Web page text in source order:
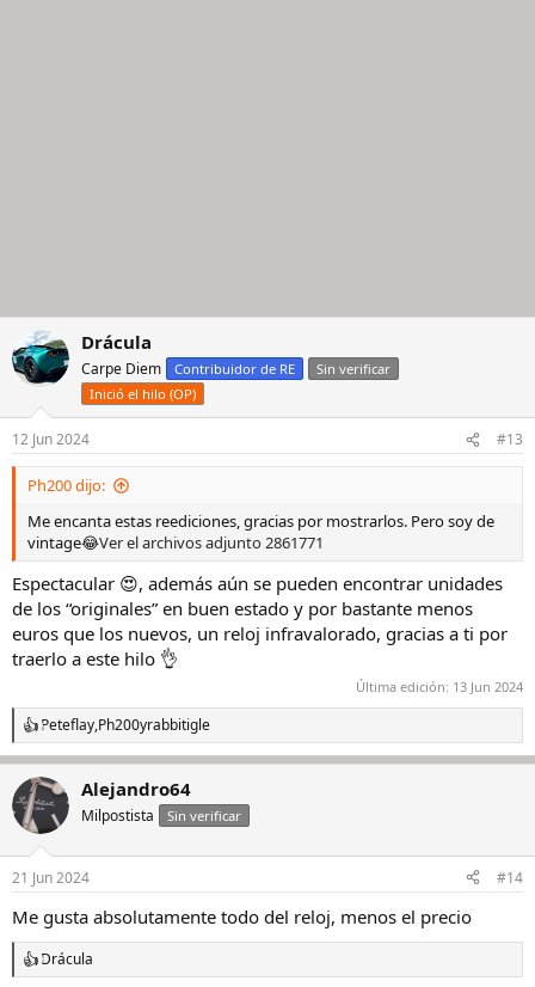
Drácula
Carpe Diem Contribuidor de RE
Sin verificar
Inició el hilo (OP)
12 Jun 2024 #13
Ph200 dijo:
Me encanta estas reediciones, gracias por mostrarlos. Pero soy de
vintage😂Ver el archivos adjunto 2861771
Espectacular 😍, además aún se pueden encontrar unidades
de los “originales” en buen estado y por bastante menos
euros que los nuevos, un reloj infravalorado, gracias a ti por
traerlo a este hilo 👌
Última edición: 13 Jun 2024
R
e
c
c
i
e
:
Peteflay,Ph200yrabbitigle
Alejandro64
Milpostista Sin verificar
21 Jun 2024 #14
Me gusta absolutamente todo del reloj, menos el precio
R
Drácula